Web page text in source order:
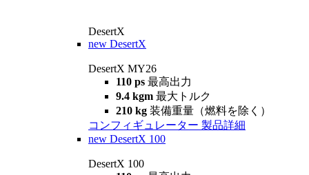
DesertX
new DesertX
DesertX MY26
110 ps 最高出力
9.4 kgm 最大トルク
210 kg 装備重量（燃料を除く）
コンフィギュレーター 製品詳細
new DesertX 100
DesertX 100